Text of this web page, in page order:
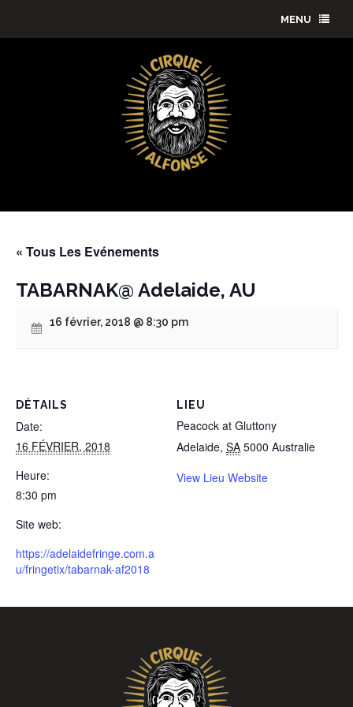
MENU
« Tous Les Evénements
TABARNAK@ Adelaide, AU
16 février, 2018 @ 8:30 pm
DÉTAILS
Date:
16 FÉVRIER, 2018
Heure:
8:30 pm
Site web:
https://adelaidefringe.com.a
u/fringetix/tabarnak-af2018
LIEU
Peacock at Gluttony
Adelaide, SA 5000 Australie
View Lieu Website